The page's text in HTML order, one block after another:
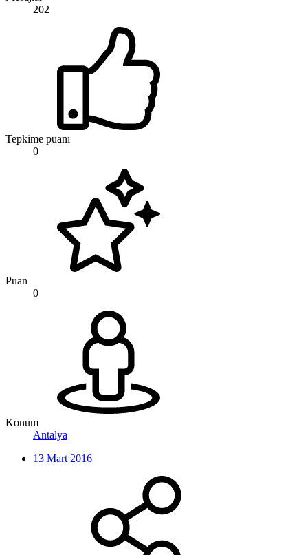
202
Tepkime puanı
0
Puan
0
Konum
Antalya
13 Mart 2016